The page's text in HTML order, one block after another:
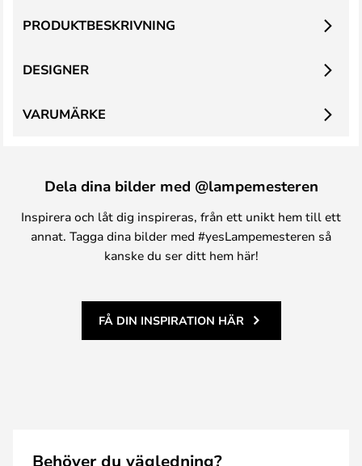
PRODUKTBESKRIVNING
DESIGNER
VARUMÄRKE
Dela dina bilder med @lampemesteren
Inspirera och låt dig inspireras, från ett unikt hem till ett
annat. Tagga dina bilder med #yesLampemesteren så
kanske du ser ditt hem här!
FÅ DIN INSPIRATION HÄR
Behöver du vägledning?